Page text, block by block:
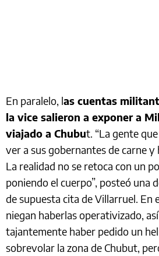
En paralelo, las cuentas
la vice salieron a exponer a
viajado a Chubut. “La gente
ver a sus gobernantes de carne y
La realidad no se retoca con un
poniendo el cuerpo”, posteó una
de supuesta cita de Villarruel. En
niegan haberlas operativizado,
tajantemente haber pedido un
sobrevolar la zona de Chubut,